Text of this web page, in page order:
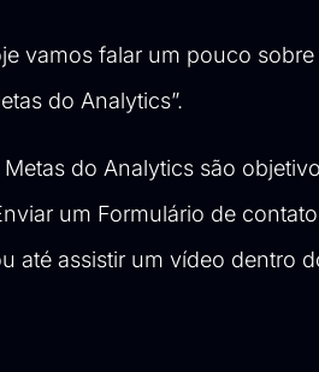
vamos falar um pouco
do Analytics”.
Metas do Analytics são
um Formulário de
até assistir um vídeo dentro